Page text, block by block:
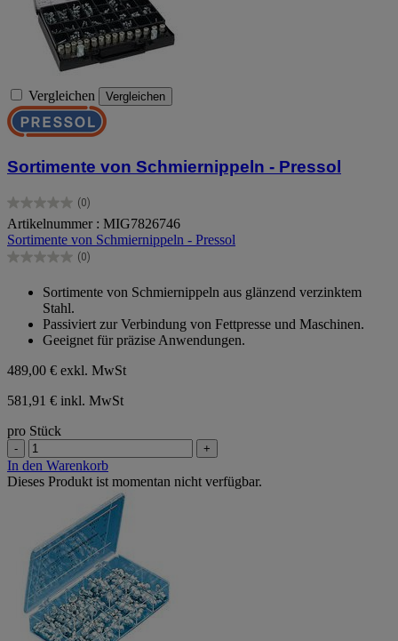
Vergleichen Vergleichen
Sortimente von Schmiernippeln - Pressol
(0)
0.0
von
5
Sternen.
Artikelnummer : MIG7826746
Sortimente von Schmiernippeln - Pressol
(0)
0.0
Sternen.
Sortimente von Schmiernippeln aus glänzend verzinktem
Stahl.
Passiviert zur Verbindung von Fettpresse und Maschinen.
Geeignet für präzise Anwendungen.
489,00 € exkl. MwSt
581,91 € inkl. MwSt
pro Stück
- +
In den Warenkorb
Dieses Produkt ist momentan nicht verfügbar.